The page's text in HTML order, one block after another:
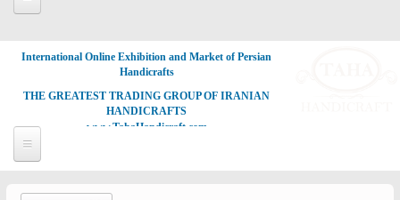
International Online Exhibition and Market of Persian
Handicrafts
THE GREATEST TRADING GROUP OF IRANIAN
HANDICRAFTS
www.TahaHandicraft.com